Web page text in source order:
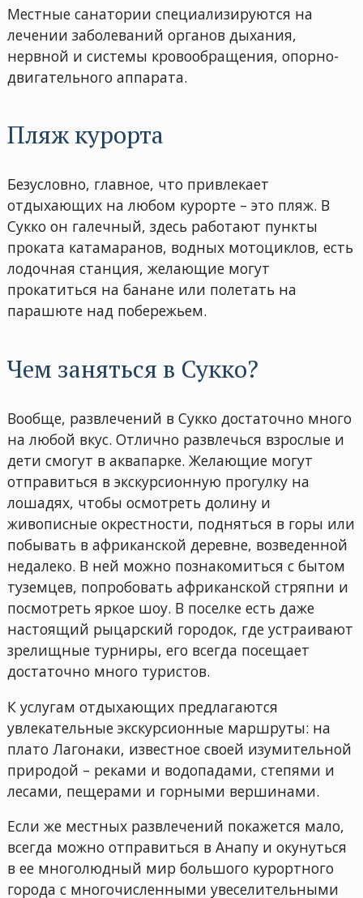
Местные санатории специализируются на
лечении заболеваний органов дыхания,
нервной и системы кровообращения, опорно-
двигательного аппарата.
Пляж курорта
Безусловно, главное, что привлекает
отдыхающих на любом курорте – это пляж. В
Сукко он галечный, здесь работают пункты
проката катамаранов, водных мотоциклов, есть
лодочная станция, желающие могут
прокатиться на банане или полетать на
парашюте над побережьем.
Чем заняться в Сукко?
Вообще, развлечений в Сукко достаточно много
на любой вкус. Отлично развлечься взрослые и
дети смогут в аквапарке. Желающие могут
отправиться в экскурсионную прогулку на
лошадях, чтобы осмотреть долину и
живописные окрестности, подняться в горы или
побывать в африканской деревне, возведенной
недалеко. В ней можно познакомиться с бытом
туземцев, попробовать африканской стряпни и
посмотреть яркое шоу. В поселке есть даже
настоящий рыцарский городок, где устраивают
зрелищные турниры, его всегда посещает
достаточно много туристов.
К услугам отдыхающих предлагаются
увлекательные экскурсионные маршруты: на
плато Лагонаки, известное своей изумительной
природой – реками и водопадами, степями и
лесами, пещерами и горными вершинами.
Если же местных развлечений покажется мало,
всегда можно отправиться в Анапу и окунуться
в ее многолюдный мир большого курортного
города с многочисленными увеселительными